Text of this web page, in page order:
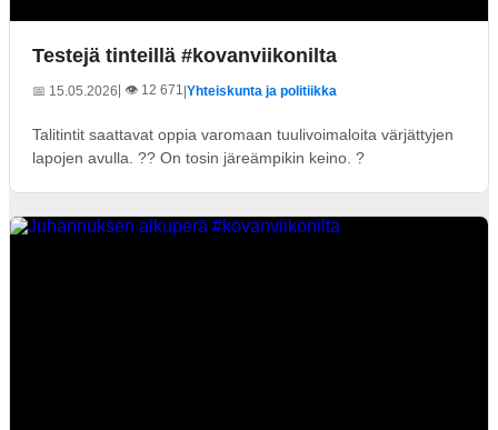
Testejä tinteillä #kovanviikonilta
📅 15.05.2026| 👁️ 12 671 Yhteiskunta ja politiikka
Talitintit saattavat oppia varomaan tuulivoimaloita värjättyjen
lapojen avulla. ?? On tosin järeämpikin keino. ?